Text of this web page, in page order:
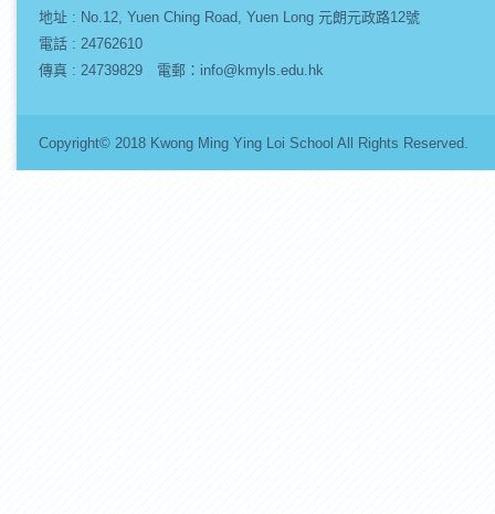
地址 : No.12, Yuen Ching Road, Yuen Long 元朗元政路12號
電話 : 24762610
傳真 : 24739829 電郵：info@kmyls.edu.hk
Copyright© 2018 Kwong Ming Ying Loi School All Rights Reserved.